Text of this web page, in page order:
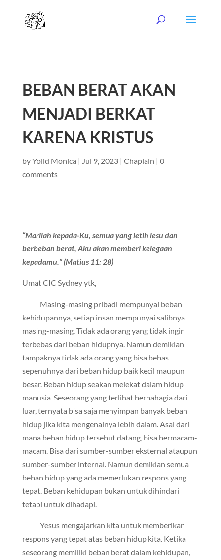
BEBAN BERAT AKAN
MENJADI BERKAT
KARENA KRISTUS
byYolid Monica | Jul 9, 2023| Chaplain | 0
comments
“Marilah kepada-Ku, semua yang letih lesu dan
berbeban berat, Aku akan memberi kelegaan
kepadamu.”(Matius 11: 28)
Umat CIC Sydney ytk,
Masing-masing pribadi mempunyai beban
kehidupannya, setiap insan mempunyai salibnya
masing-masing. Tidak ada orang yang tidak ingin
terbebas dari beban hidupnya. Namun demikian
tampaknya tidak ada orang yang bisa bebas
sepenuhnya dari beban hidup baik kecil maupun
besar. Beban hidup seakan melekat dalam hidup
manusia. Seseorang yang terlihat berbahagia dari
luar, ternyata bisa saja menyimpan banyak beban
hidup jika kita mengenalnya lebih dalam. Asal dari
mana beban hidup tersebut datang, bisa bermacam-
macam. Bisa dari sumber-sumber eksternal ataupun
sumber-sumber internal. Namun demikian semua
beban hidup yang ada memerlukan respons yang
tepat. Beban kehidupan bukan untuk dihindari
tetapi untuk dihadapi.
Yesus mengajarkan kita untuk memberikan
respons yang tepat atas beban hidup kita. Ketika
seseorang memiliki beban berat dalam kehidupan,